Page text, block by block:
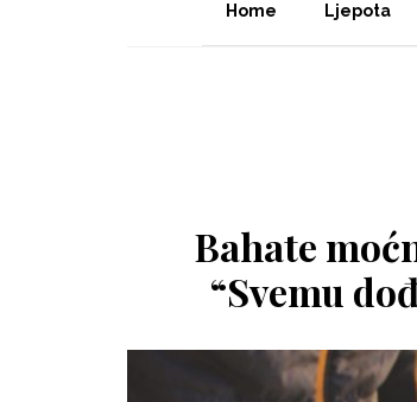
Home Ljepota
Bahate
“Svemu